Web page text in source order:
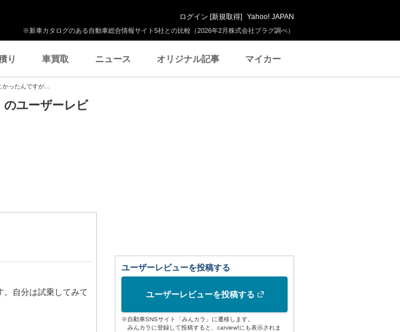
※新車カタログのある自動車総合情報サイト5社との比較（2026年2月株式会社プラグ調べ）
ログイン [新規取得] Yahoo! JAPAN
り 車買取 ニュース オリジナル記事 マイカー
ったんですが...
のユーザーレビ
。自分は試乗してみて
ユーザーレビューを投稿する
ユーザーレビューを投稿する
※自動車SNSサイト「みんカラ」に遷移します。
みんカラに登録して投稿すると、carview!にも表示されま